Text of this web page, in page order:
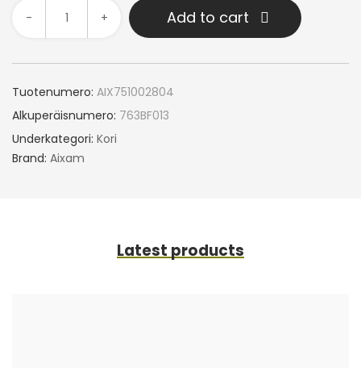
- + Add to cart
Tuotenumero: AIX751002804
Alkuperäisnumero: 763BF013
Underkategori: Kori
Brand: Aixam
Latest products